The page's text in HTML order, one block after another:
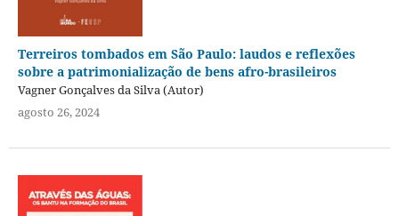
Terreiros tombados em São Paulo: laudos e reflexões
sobre a patrimonialização de bens afro-brasileiros
Vagner Gonçalves da Silva (Autor)
agosto 26, 2024